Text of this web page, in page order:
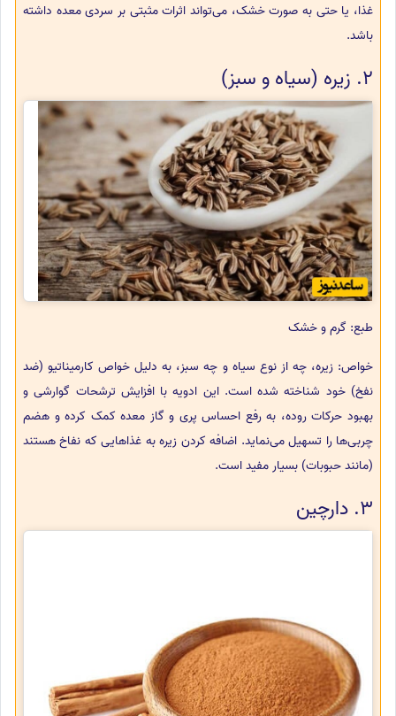
غذا، یا حتی به صورت خشک، می‌تواند اثرات مثبتی بر سردی معده داشته
باشد.
2. زیره (سیاه و سبز)
طبع: گرم و خشک
خواص: زیره، چه از نوع سیاه و چه سبز، به دلیل خواص کارمیناتیو (ضد
نفخ) خود شناخته شده است. این ادویه با افزایش ترشحات گوارشی و
بهبود حرکات روده، به رفع احساس پری و گاز معده کمک کرده و هضم
چربی‌ها را تسهیل می‌نماید. اضافه کردن زیره به غذاهایی که نفاخ هستند
(مانند حبوبات) بسیار مفید است.
3. دارچین